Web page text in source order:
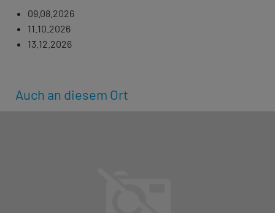
09.08.2026
11.10.2026
13.12.2026
Auch an diesem Ort